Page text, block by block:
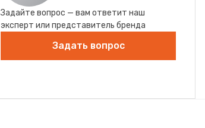
Задайте вопрос — вам ответит наш
эксперт или представитель бренда
Задать вопрос